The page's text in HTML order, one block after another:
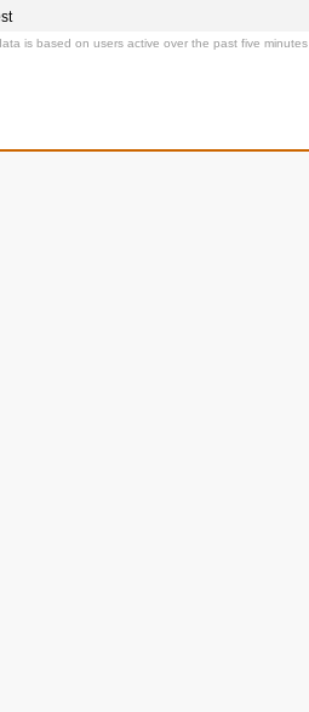
is based on users active over the past five minutes